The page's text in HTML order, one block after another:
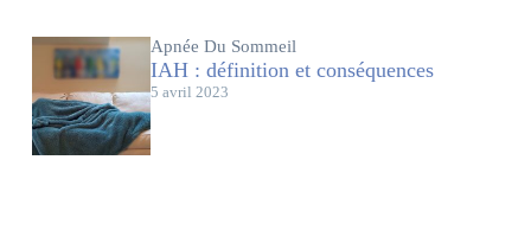
Apnée Du Sommeil
IAH : définition et conséquences
5 avril 2023